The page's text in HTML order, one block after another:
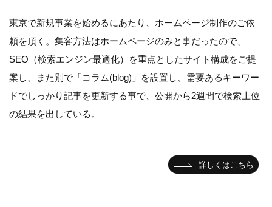
東京で新規事業を始めるにあたり、ホームページ制作のご依
頼を頂く。集客方法はホームページのみと事だったので、
SEO（検索エンジン最適化）を重点としたサイト構成をご提
案し、また別で「コラム(blog)」を設置し、需要あるキーワー
ドでしっかり記事を更新する事で、公開から2週間で検索上位
の結果を出している。
詳しくはこちら